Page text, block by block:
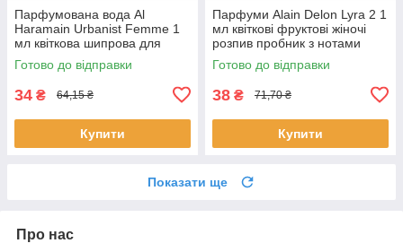
Парфумована вода Al
Haramain Urbanist Femme 1
мл квіткова шипрова для
жінок розпив пробник Аль
Харамейн
Готово до відправки
34 ₴ 64,15 ₴
Купити
Парфуми Alain Delon Lyra 2 1
мл квіткові фруктові жіночі
розпив пробник з нотами
ванілі Ален Делон
Готово до відправки
38 ₴ 71,70 ₴
Купити
Показати ще
Про нас